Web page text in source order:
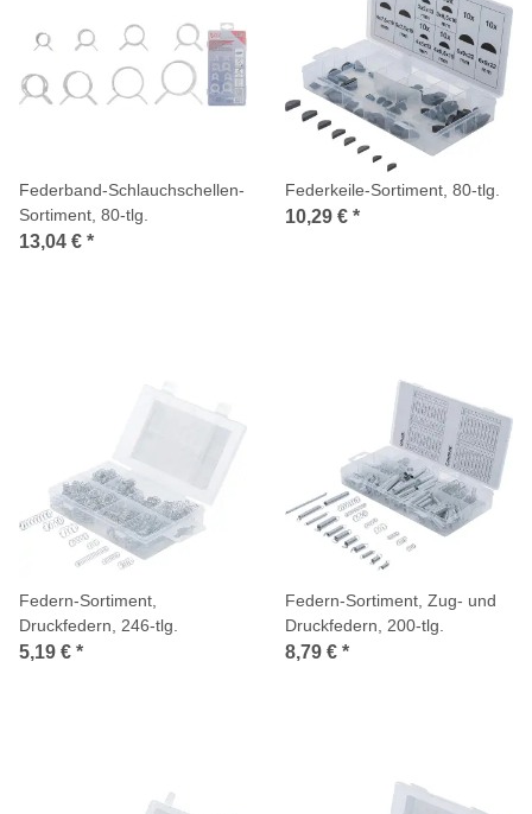
Federband-Schlauchschellen-
Sortiment, 80-tlg.
13,04 € *
Federkeile-Sortiment, 80-tlg.
10,29 € *
Federn-Sortiment,
Druckfedern, 246-tlg.
5,19 € *
Federn-Sortiment, Zug- und
Druckfedern, 200-tlg.
8,79 € *